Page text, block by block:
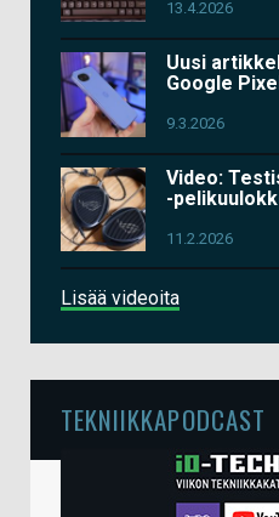
13.4.2026
Uusi
Google
9.3.2026
Video:
-
11.2.2026
Lisää videoita
TEKNIIKKAPODCAST